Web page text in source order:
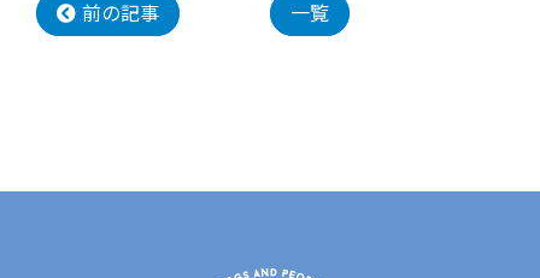
前の記事 一覧